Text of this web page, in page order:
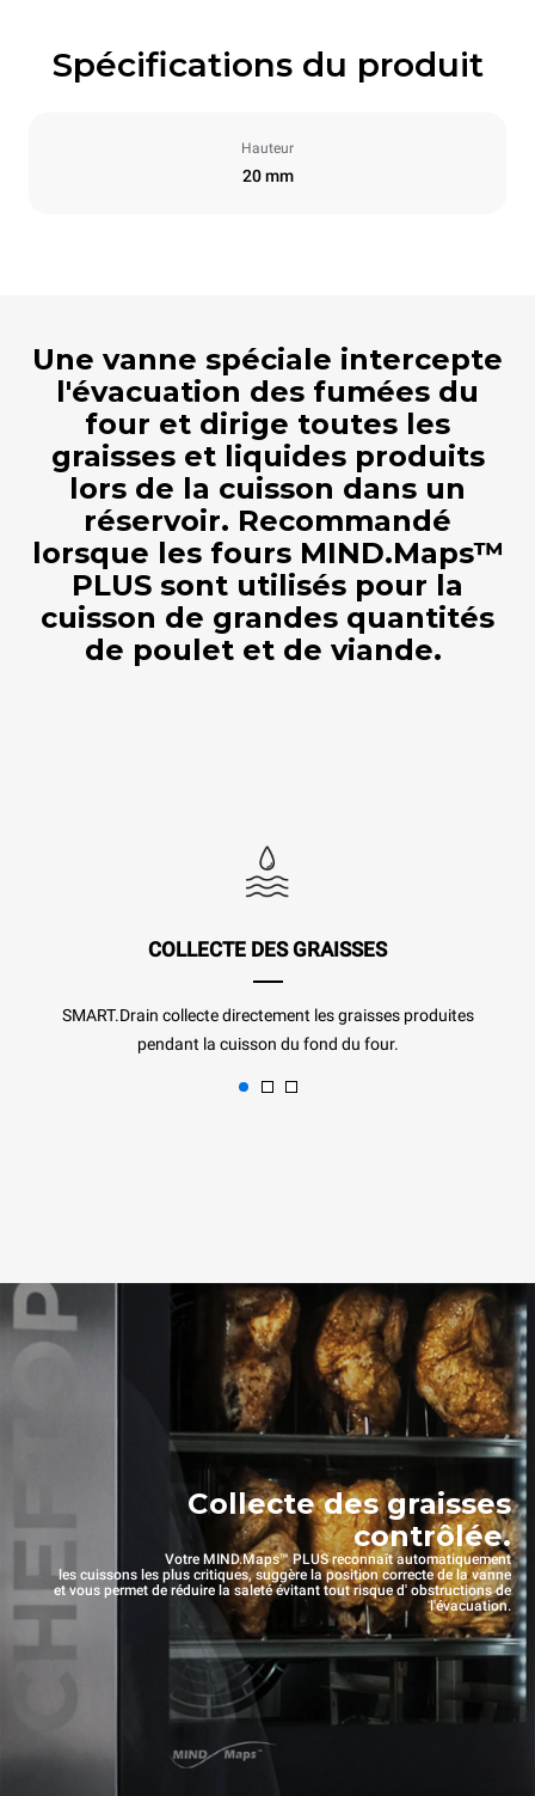
Spécifications du produit
Hauteur
20 mm
Une vanne spéciale intercepte
l'évacuation des fumées du
four et dirige toutes les
graisses et liquides produits
lors de la cuisson dans un
réservoir. Recommandé
lorsque les fours MIND.Maps™
PLUS sont utilisés pour la
cuisson de grandes quantités
de poulet et de viande.
COLLECTE DES GRAISSES
SMART.Drain collecte directement les graisses produites
pendant la cuisson du fond du four.
Collecte des graisses
contrôlée.
Votre MIND.Maps™ PLUS reconnaît automatiquement
les cuissons les plus critiques, suggère la position correcte de la vanne
et vous permet de réduire la saleté évitant tout risque d' obstructions de
l'évacuation.